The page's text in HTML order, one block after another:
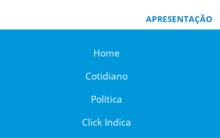
APRESENTAÇÃO
Home
Cotidiano
Política
Click Indica